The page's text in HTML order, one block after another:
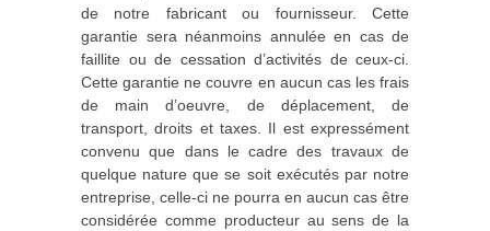
de notre fabricant ou fournisseur. Cette
garantie sera néanmoins annulée en cas de
faillite ou de cessation d’activités de ceux‐ci.
Cette garantie ne couvre en aucun cas les frais
de main d’oeuvre, de déplacement, de
transport, droits et taxes. Il est expressément
convenu que dans le cadre des travaux de
quelque nature que se soit exécutés par notre
entreprise, celle‐ci ne pourra en aucun cas être
considérée comme producteur au sens de la